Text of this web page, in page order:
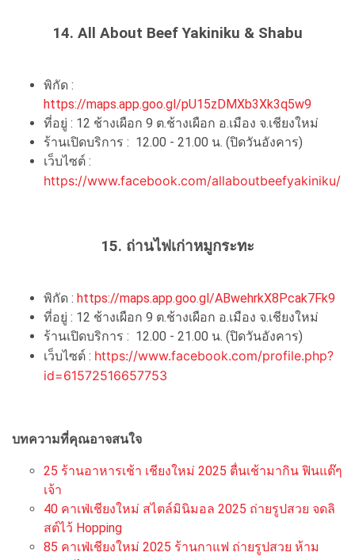
14. All About Beef Yakiniku & Shabu
พิกัด :
https://maps.app.goo.gl/pU15zDMXb3Xk3q5w9
ที่อยู่ : 12 ช้างเผือก 9 ต.ช้างเผือก อ.เมือง จ.เชียงใหม่
ร้านเปิดบริการ : 12.00 - 21.00 น. (ปิดวันอังคาร)
เว็บไซต์ :
https://www.facebook.com/allaboutbeefyakiniku/
15. ถ่านไฟเก่าหมูกระทะ
พิกัด : https://maps.app.goo.gl/ABwehrkX8Pcak7Fk9
ที่อยู่ : 12 ช้างเผือก 9 ต.ช้างเผือก อ.เมือง จ.เชียงใหม่
ร้านเปิดบริการ : 12.00 - 21.00 น. (ปิดวันอังคาร)
เว็บไซต์ : https://www.facebook.com/profile.php?
id=61572516657753
บทความที่คุณอาจสนใจ
25 ร้านอาหารเช้า เชียงใหม่ 2025 ตื่นเช้ามากิน ฟินแต๊ๆ
เจ้า
40 คาเฟ่เชียงใหม่ สไตล์มินิมอล 2025 ถ่ายรูปสวย จดลิ
สต์ไว้ Hopping
85 คาเฟ่เชียงใหม่ 2025 ร้านกาแฟ ถ่ายรูปสวย ห้าม